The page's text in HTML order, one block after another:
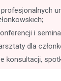
i
dla
konsultacji,